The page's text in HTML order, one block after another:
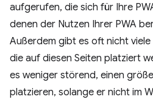
aufgerufen, die sich für Ihre
denen der Nutzen Ihrer PWA
Außerdem gibt es oft nicht
die auf diesen Seiten platziert
es weniger störend, einen
platzieren, solange er nicht im